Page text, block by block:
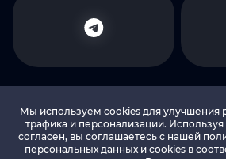
© 2010-2026 LEADS.SU Все
Мы используем cookies для улучшения
трафика и персонализации. Используя
согласен, вы соглашаетесь с нашей
персональных данных и cookies в